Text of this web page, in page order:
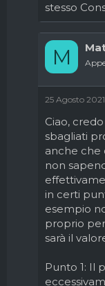
stesso
M
25 Agosto 2021
Ciao,
sbagliati
anche che
non
in certi
esempio
proprio
sarà il
Punto 1: Il